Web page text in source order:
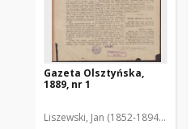
Gazeta Olsztyńska,
1889, nr 1
Liszewski, Jan (1852-1894). Red.